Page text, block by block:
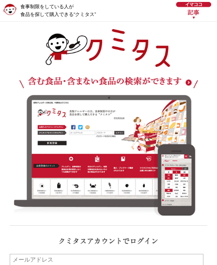
食事制限をしている人が
食品を探して購入できる“クミタス”